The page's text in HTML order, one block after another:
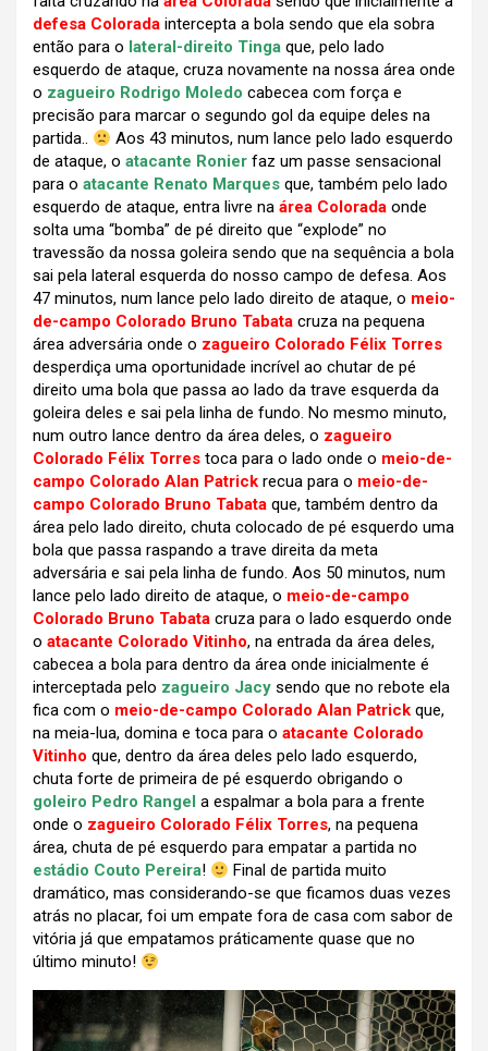
defesa Colorada intercepta a bola sendo que ela sobra
então para o lateral-direito Tinga que, pelo lado
esquerdo de ataque, cruza novamente na nossa área onde
o zagueiro Rodrigo Moledo cabecea com força e
precisão para marcar o segundo gol da equipe deles na
partida..
Aos 43 minutos, num lance pelo lado esquerdo
de ataque, o atacante Ronier faz um passe sensacional
para o atacante Renato Marques que, também pelo lado
esquerdo de ataque, entra livre na área Colorada onde
solta uma “bomba” de pé direito que “explode” no
travessão da nossa goleira sendo que na sequência a bola
sai pela lateral esquerda do nosso campo de defesa. Aos
47 minutos, num lance pelo lado direito de ataque, o meio-
de-campo Colorado Bruno Tabata cruza na pequena
área adversária onde o zagueiro Colorado Félix Torres
desperdiça uma oportunidade incrível ao chutar de pé
direito uma bola que passa ao lado da trave esquerda da
goleira deles e sai pela linha de fundo. No mesmo minuto,
num outro lance dentro da área deles, o zagueiro
Colorado Félix Torres toca para o lado onde o meio-de-
campo Colorado Alan Patrick recua para o meio-de-
campo Colorado Bruno Tabata que, também dentro da
área pelo lado direito, chuta colocado de pé esquerdo uma
bola que passa raspando a trave direita da meta
adversária e sai pela linha de fundo. Aos 50 minutos, num
lance pelo lado direito de ataque, o meio-de-campo
Colorado Bruno Tabata cruza para o lado esquerdo onde
o atacante Colorado Vitinho, na entrada da área deles,
cabecea a bola para dentro da área onde inicialmente é
interceptada pelo zagueiro Jacy sendo que no rebote ela
fica com o meio-de-campo Colorado Alan Patrick que,
na meia-lua, domina e toca para o atacante Colorado
Vitinho que, dentro da área deles pelo lado esquerdo,
chuta forte de primeira de pé esquerdo obrigando o
goleiro Pedro Rangel a espalmar a bola para a frente
onde o zagueiro Colorado Félix Torres, na pequena
área, chuta de pé esquerdo para empatar a partida no
estádio Couto Pereira!
Final de partida muito
dramático, mas considerando-se que ficamos duas vezes
atrás no placar, foi um empate fora de casa com sabor de
vitória já que empatamos práticamente quase que no
último minuto!